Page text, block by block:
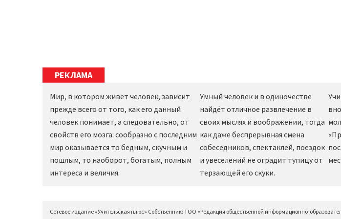
РЕКЛАМА
Мир, в котором живет человек, зависит
прежде всего от того, как его данный
человек понимает, а следовательно, от
свойств его мозга: сообразно с последним
мир оказывается то бедным, скучным и
пошлым, то наоборот, богатым, полным
интереса и величия.
Умный человек и в одиночестве
найдёт отличное развлечение в
своих мыслях и воображении, тогда
как даже беспрерывная смена
собеседников, спектаклей, поездок
и увеселений не оградит тупицу от
терзающей его скуки.
Сетевое издание «Учительская плюс» Собственник: ТОО «Редакция общественной информационно-